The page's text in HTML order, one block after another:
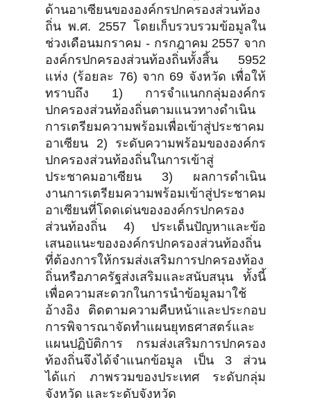
ด้านอาเซียนขององค์กรปกครองส่วนท้อง
ถิ่น พ.ศ. 2557 โดยเก็บรวบรวมข้อมูลใน
ช่วงเดือนมกราคม - กรกฎาคม 2557 จาก
องค์กรปกครองส่วนท้องถิ่นทั้งสิ้น 5952
แห่ง (ร้อยละ 76) จาก 69 จังหวัด เพื่อให้
ทราบถึง 1) การจำแนกกลุ่มองค์กร
ปกครองส่วนท้องถิ่นตามแนวทางดำเนิน
การเตรียมความพร้อมเพื่อเข้าสู่ประชาคม
อาเซียน 2) ระดับความพร้อมขององค์กร
ปกครองส่วนท้องถิ่นในการเข้าสู่
ประชาคมอาเซียน 3) ผลการดำเนิน
งานการเตรียมความพร้อมเข้าสู่ประชาคม
อาเซียนที่โดดเด่นขององค์กรปกครอง
ส่วนท้องถิ่น 4) ประเด็นปัญหาและข้อ
เสนอแนะขององค์กรปกครองส่วนท้องถิ่น
ที่ต้องการให้กรมส่งเสริมการปกครองท้อง
ถิ่นหรือภาครัฐส่งเสริมและสนับสนุน ทั้งนี้
เพื่อความสะดวกในการนำข้อมูลมาใช้
อ้างอิง ติดตามความคืบหน้าและประกอบ
การพิจารณาจัดทำแผนยุทธศาสตร์และ
แผนปฏิบัติการ กรมส่งเสริมการปกครอง
ท้องถิ่นจึงได้จำแนกข้อมูล เป็น 3 ส่วน
ได้แก่ ภาพรวมของประเทศ ระดับกลุ่ม
จังหวัด และระดับจังหวัด